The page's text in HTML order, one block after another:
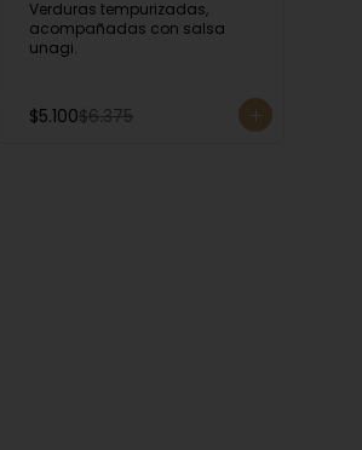
Verduras tempurizadas,
acompañadas con salsa
unagi.
$5.100$6.375